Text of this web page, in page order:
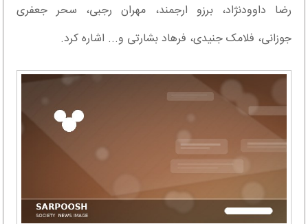
رضا داوودنژاد، برزو ارجمند، مهران رجبی، سحر جعفری
جوزانی، فلامک جنیدی، فرهاد بشارتی و... اشاره کرد.